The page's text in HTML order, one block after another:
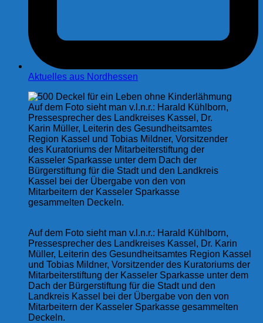
Aktuelles aus Nordhessen
Auf dem Foto sieht man v.l.n.r.: Harald Kühlborn,
Pressesprecher des Landkreises Kassel, Dr.
Karin Müller, Leiterin des Gesundheitsamtes
Region Kassel und Tobias Mildner, Vorsitzender
des Kuratoriums der Mitarbeiterstiftung der
Kasseler Sparkasse unter dem Dach der
Bürgerstiftung für die Stadt und den Landkreis
Kassel bei der Übergabe von den von
Mitarbeitern der Kasseler Sparkasse
gesammelten Deckeln.
Auf dem Foto sieht man v.l.n.r.: Harald Kühlborn,
Pressesprecher des Landkreises Kassel, Dr. Karin
Müller, Leiterin des Gesundheitsamtes Region Kassel
und Tobias Mildner, Vorsitzender des Kuratoriums der
Mitarbeiterstiftung der Kasseler Sparkasse unter dem
Dach der Bürgerstiftung für die Stadt und den
Landkreis Kassel bei der Übergabe von den von
Mitarbeitern der Kasseler Sparkasse gesammelten
Deckeln.